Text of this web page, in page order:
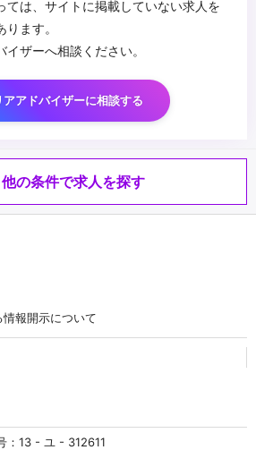
ては、サイトに掲載していない求人を
ます。
ザーへ相談ください。
アアドバイザーに相談する
他の条件で求人を探す
報開示について
：13 - ユ - 312611